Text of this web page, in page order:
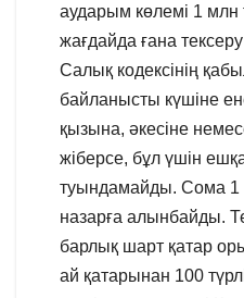
аударым көлемі 1 млн
жағдайда ғана тексеру
Салық кодексінің
байланысты күшіне
қызына, әкесіне
жіберсе, бұл үшін
туындамайды. Сома 1
назарға алынбайды.
барлық шарт қатар
ай қатарынан 100